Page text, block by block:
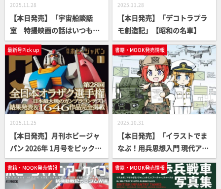
2025.11.28
【本日発売】「宇宙船談話
室 特撮映画の話はいつも楽
しい」【新書版】
2025.11.28
【本日発売】「デコトラプラ
モ創造記」【昭和の名車】
最新号Pick up
2025.11.25
【本日発売】月刊ホビージャ
パン 2026年 1月号をピックア
ップ！一年に一度の日本最大
級のガンプラコンテスト「第
28回 全日本オラザク選手権」
書籍・MOOK発売情報
2025.10.31
【本日発売】「イラストでま
なぶ！用兵思想入門 現代アメ
リカ海兵隊の戦い方編」【ア
メリカ海兵隊はなぜ大変革を
進めるのか？】
書籍・MOOK発売情報 書籍・MOOK発売情報